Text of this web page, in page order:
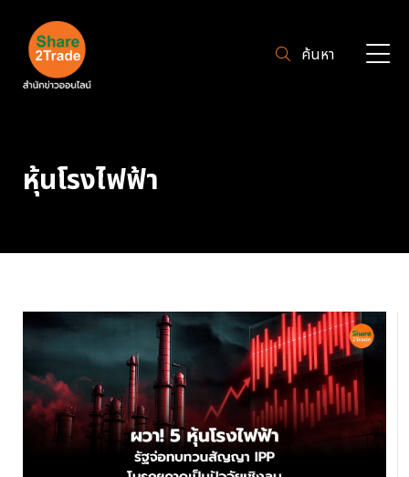
ค้นหา
หุ้นโรงไฟฟ้า